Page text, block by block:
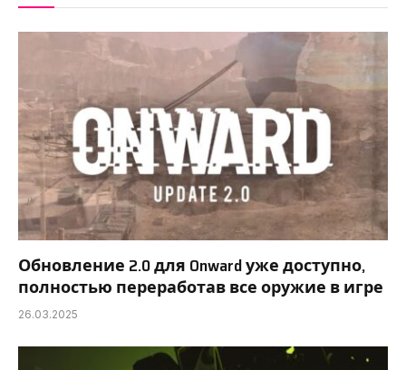
Обновление 2.0 для Onward уже доступно,
полностью переработав все оружие в игре
26.03.2025